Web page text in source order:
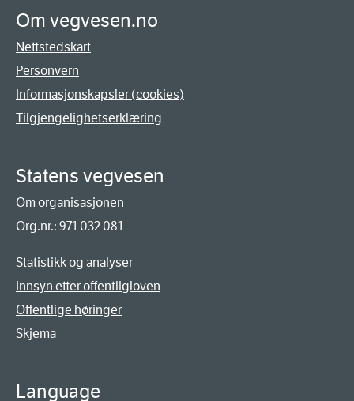
Om vegvesen.no
Nettstedskart
Personvern
Informasjonskapsler (cookies)
Tilgjengelighetserklæring
Statens vegvesen
Om organisasjonen
Org.nr.: 971 032 081
Statistikk og analyser
Innsyn etter offentligloven
Offentlige høringer
Skjema
Language